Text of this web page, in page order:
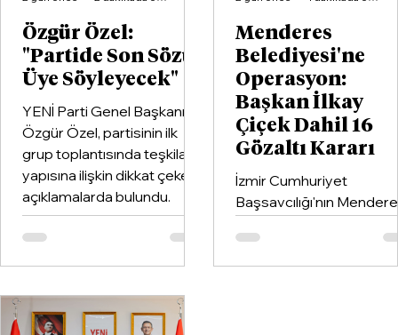
Özgür Özel:
"Partide Son Sözü
Üye Söyleyecek"
YENİ Parti Genel Başkanı
Özgür Özel, partisinin ilk
grup toplantısında teşkilat
yapısına ilişkin dikkat çeken
açıklamalarda bulundu.
Menderes
Belediyesi'ne
Operasyon:
Başkan İlkay
Çiçek Dahil 16
Gözaltı Kararı
İzmir Cumhuriyet
Başsavcılığı'nın
yürüttüğü soruşturma
kapsamında Belediye